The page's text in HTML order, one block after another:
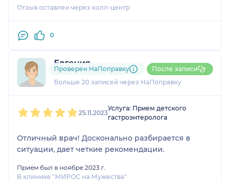
Отзыв оставлен через колл-центр
0
Евгения
2 отзыва
Больше 20 записей через НаПоправку
Проверен НаПоправку После записи
25.11.2023
Услуга: Прием детского
гастроэнтеролога
Отличный врач! Досконально разбирается в
ситуации, дает четкие рекомендации.
Прием был в ноябре 2023 г.
В клинике "МИРОС на Мужества"